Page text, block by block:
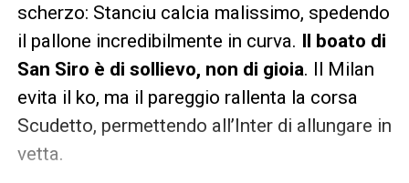
scherzo: Stanciu calcia malissimo, spedendo
il pallone incredibilmente in curva. Il boato di
San Siro è di sollievo, non di gioia. Il Milan
evita il ko, ma il pareggio rallenta la corsa
Scudetto, permettendo all’Inter di allungare in
vetta.